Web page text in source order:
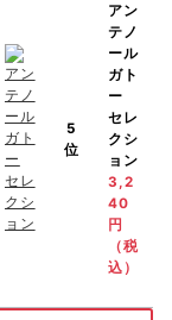
5
位
アン
テノ
ール
ガト
ー
セレ
クシ
ョン
3,2
40
円
（税
込）